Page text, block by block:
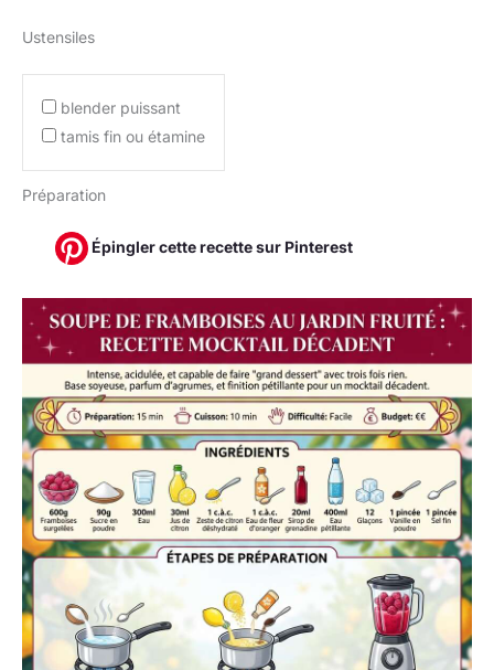
Ustensiles
blender puissant
tamis fin ou étamine
Préparation
Épingler cette recette sur Pinterest